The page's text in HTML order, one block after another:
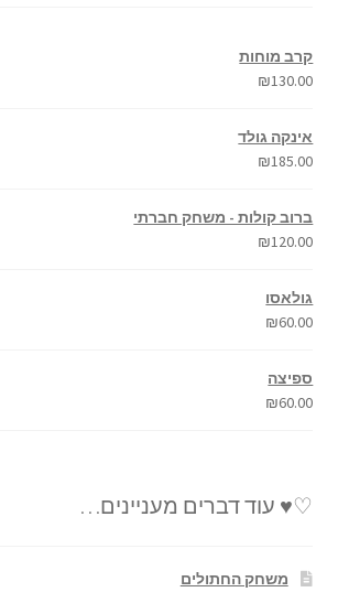
קרב מוחות
₪130.00
אינקה גולד
₪185.00
ברוב קולות - משחק חברתי
₪120.00
גולאסו
₪60.00
ספיצה
₪60.00
♡♥ עוד דברים מעניינים…
משחק החתולים